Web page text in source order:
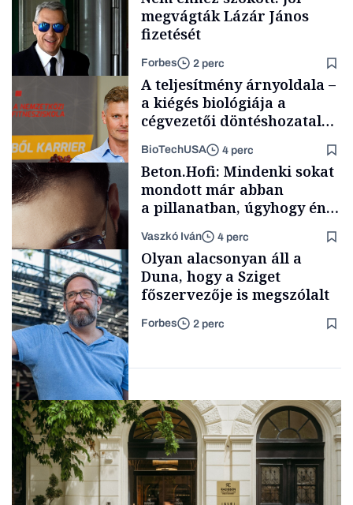
Politika
megvágták Lázár János
fizetését
Forbes 2 perc
Content Lab HUB
A teljesítmény árnyoldala –
a kiégés biológiája a
cégvezetői döntéshozatal
BioTechUSA 4 perc
Forbes-sztori
Beton.Hofi: Mindenki sokat
mondott már abban
a pillanatban, úgyhogy én
a legsarkosabb
gondolataimat akartam
kimondani
Vaszkó Iván 4 perc
Társadalom
Olyan alacsonyan áll a
Duna, hogy a Sziget
főszervezője is megszólalt
Forbes 2 perc